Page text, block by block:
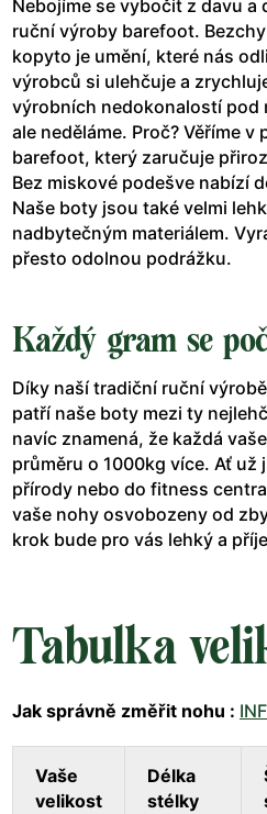
Nebojíme se vybočit z davu a
ruční výroby barefoot.
kopyto je umění, které nás
výrobců si ulehčuje a
výrobních nedokonalostí pod
ale neděláme. Proč? Věříme
barefoot, který zaručuje
Bez miskové podešve nabízí
Naše boty jsou také velmi
nadbytečným materiálem.
přesto odolnou podrážku.
Každý gram se
Díky naší tradiční ruční
patří naše boty mezi ty
navíc znamená, že každá
průměru o 1000kg více. Ať už
přírody nebo do fitness
vaše nohy osvobozeny od
krok bude pro vás lehký a
Tabulka
Jak správně změřit nohu :
Vaše
velikost
Délka
stélky